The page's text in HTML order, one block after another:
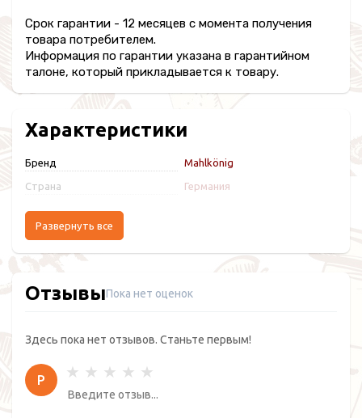
Срок гарантии - 12 месяцев с момента получения
товара потребителем.
Информация по гарантии указана в гарантийном
талоне, который прикладывается к товару.
Характеристики
Бренд Mahlkönig
Страна Германия
Развернуть все
ОтзывыПока нет оценок
Здесь пока нет отзывов. Станьте первым!
Р